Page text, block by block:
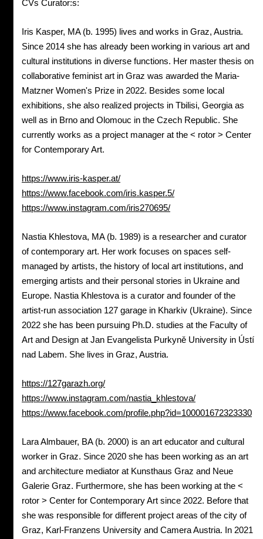
CVs Curator:s:
Iris Kasper, MA (b. 1995) lives and works in Graz, Austria.
Since 2014 she has already been working in various art and
cultural institutions in diverse functions. Her master thesis on
collaborative feminist art in Graz was awarded the Maria-
Matzner Women's Prize in 2022. Besides some local
exhibitions, she also realized projects in Tbilisi, Georgia as
well as in Brno and Olomouc in the Czech Republic. She
currently works as a project manager at the < rotor > Center
for Contemporary Art.
https://www.iris-kasper.at/
https://www.facebook.com/iris.kasper.5/
https://www.instagram.com/iris270695/
Nastia Khlestova, MA (b. 1989) is a researcher and curator
of contemporary art. Her work focuses on spaces self-
managed by artists, the history of local art institutions, and
emerging artists and their personal stories in Ukraine and
Europe. Nastia Khlestova is a curator and founder of the
artist-run association 127 garage in Kharkiv (Ukraine). Since
2022 she has been pursuing Ph.D. studies at the Faculty of
Art and Design at Jan Evangelista Purkyně University in Ústí
nad Labem. She lives in Graz, Austria.
https://127garazh.org/
https://www.instagram.com/nastia_khlestova/
https://www.facebook.com/profile.php?id=100001672323330
Lara Almbauer, BA (b. 2000) is an art educator and cultural
worker in Graz. Since 2020 she has been working as an art
and architecture mediator at Kunsthaus Graz and Neue
Galerie Graz. Furthermore, she has been working at the <
rotor > Center for Contemporary Art since 2022. Before that
she was responsible for different project areas of the city of
Graz, Karl-Franzens University and Camera Austria. In 2021